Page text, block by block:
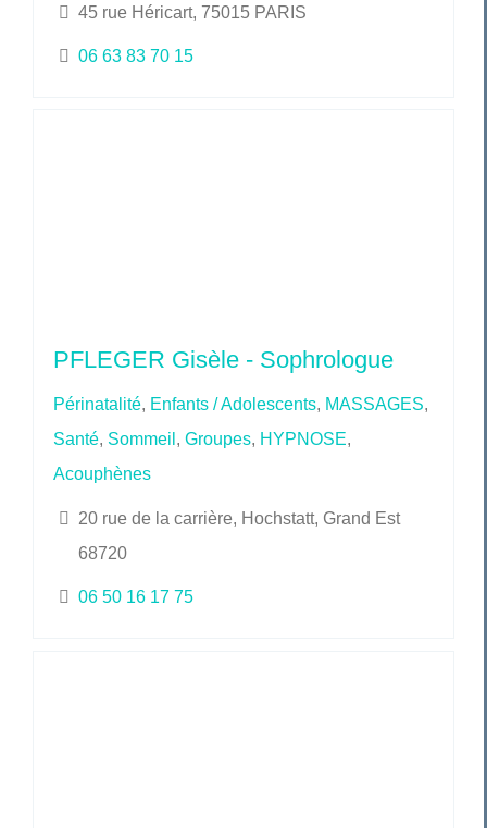
45 rue Héricart, 75015 PARIS
06 63 83 70 15
PFLEGER Gisèle - Sophrologue
Périnatalité, Enfants / Adolescents, MASSAGES,
Santé, Sommeil , Groupes, HYPNOSE,
Acouphènes
20 rue de la carrière, Hochstatt, Grand Est
68720
06 50 16 17 75